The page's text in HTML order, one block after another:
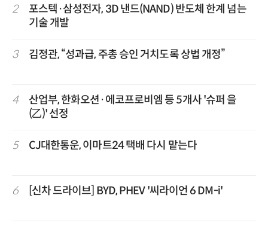
2
포스텍·삼성전자, 3D 낸드(NAND) 반도체 한계 넘는
기술 개발
3 김정관, “성과급, 주총 승인 거치도록 상법 개정”
4
산업부, 한화오션·에코프로비엠 등 5개사 '슈퍼 을
(乙)' 선정
5 CJ대한통운, 이마트24 택배 다시 맡는다
6 [신차 드라이브] BYD, PHEV '씨라이언 6 DM-i'